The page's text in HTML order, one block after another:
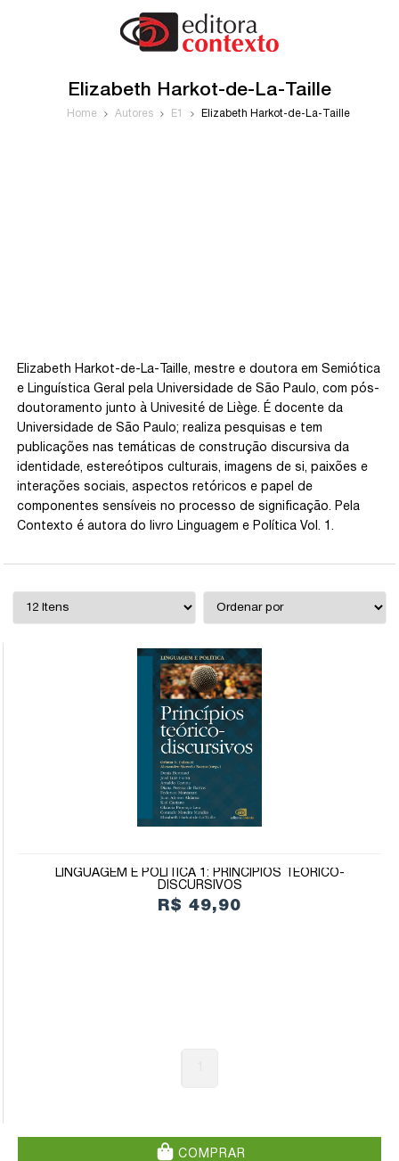
Elizabeth Harkot-de-La-Taille
Home Autores E1 Elizabeth Harkot-de-La-Taille
Elizabeth Harkot-de-La-Taille, mestre e doutora em Semiótica
e Linguística Geral pela Universidade de São Paulo, com pós-
doutoramento junto à Univesité de Liège. É docente da
Universidade de São Paulo; realiza pesquisas e tem
publicações nas temáticas de construção discursiva da
identidade, estereótipos culturais, imagens de si, paixões e
interações sociais, aspectos retóricos e papel de
componentes sensíveis no processo de significação. Pela
Contexto é autora do livro Linguagem e Política Vol. 1.
LINGUAGEM E POLÍTICA 1: PRINCÍPIOS TEÓRICO-
DISCURSIVOS
R$ 49,90
COMPRAR